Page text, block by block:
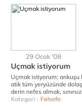
29 Ocak '08
Uçmak istiyorum
Uçmak istiyorum; arıkuşu
atik tüm yeryüzünde
derin nefes almak,
Kategori : Felsefe